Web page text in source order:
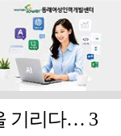
기리다… 3